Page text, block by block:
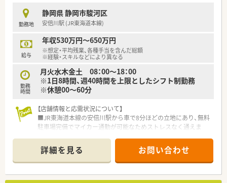
は2親等まで返還。
■全国に医療施設を展開し「年中無休」・「24時間オープン」を掲
げています。
■法人で共済制度がございますので、加入いただけます。
勤務地
静岡県 静岡市駿河区
安倍川駅 (JR東海道本線)
給与
年収530万円～650万円
※想定・平均残業、各種手当を含んだ総額
※経験・スキルなどにより異なる
勤務
時間
月火水木金土 08：00～18：00
※1日8時間、週40時間を上限としたシフト制勤務
※休憩00～60分
【店舗情報と応需状況について】
■JR東海道本線の安倍川駅から車で8分ほどの立地にあり、無料
駐車場完備でマイカー通勤が可能なためストレスなく通えま
■近隣クリニックからの処方箋を中心に面対応で1日約100枚を
応需しており、多様な科目に触れながらスキルアップできます。
■薬剤師は5名、事務員は2名在籍しており、人員体制が厚いため
一人当たりの負担が分散され、安心して業務に取り組めます
詳細を見る お問い合わせ